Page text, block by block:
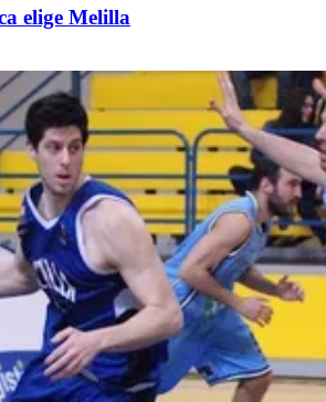
elige Melilla